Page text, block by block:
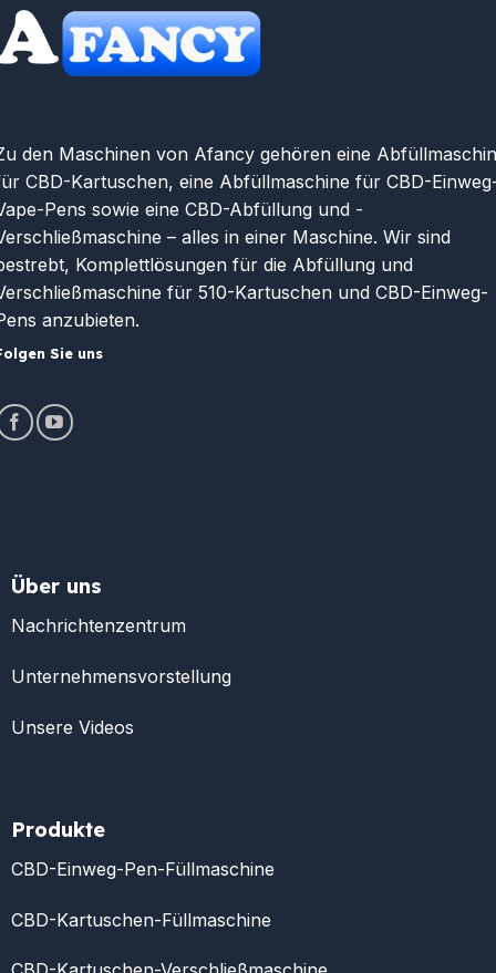
den Maschinen von Afancy gehören eine
CBD-Kartuschen, eine Abfüllmaschine für CBD-
Pens sowie eine CBD-Abfüllung und -
– alles in einer Maschine. Wir sind
Komplettlösungen für die Abfüllung und
für 510-Kartuschen und CBD-Einweg-
anzubieten.
Sie uns
Über uns
Nachrichtenzentrum
Unternehmensvorstellung
Unsere Videos
Produkte
CBD-Einweg-Pen-Füllmaschine
CBD-Kartuschen-Füllmaschine